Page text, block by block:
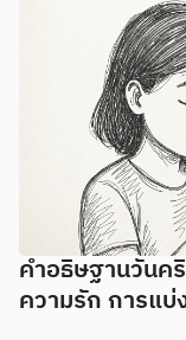
คำอธิษฐานวันค
ความรัก การแ